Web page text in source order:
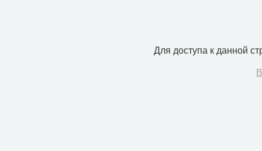
Для доступа к данной